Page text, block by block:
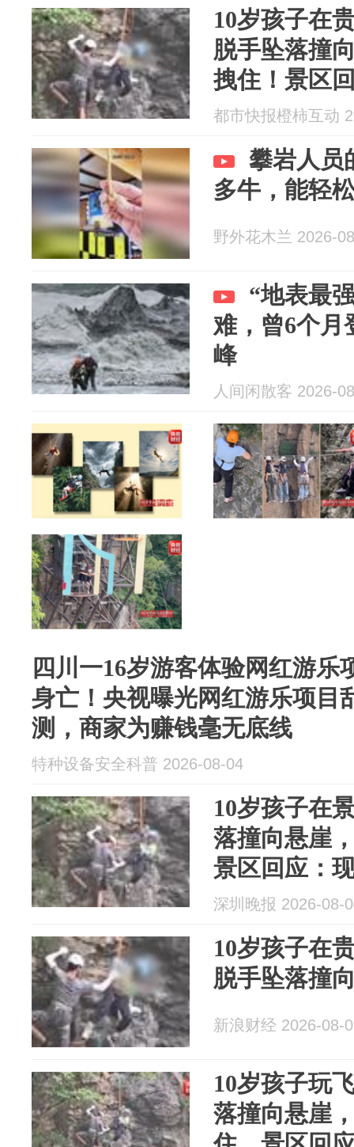
10岁孩子在
脱手坠落撞
拽住！景区
业，没有年
都市快报橙柿互动
攀岩人员
多牛，能轻
野外花木兰 2026-
“地表最
难，曾6个月
峰
人间闲散客 2026-
四川一16岁游客体验网红游乐
身亡！央视曝光网红游乐项目
测，商家为赚钱毫无底线
特种设备安全科普 2026-08-04
10岁孩子在
落撞向悬崖
景区回应：
深圳晚报 2026-08-
10岁孩子在
脱手坠落撞
新浪财经 2026-08-
10岁孩子玩
落撞向悬崖